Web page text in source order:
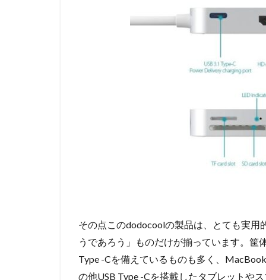
その点このdodocoolの製品は、とても実用
うであろう」ものだけが揃っています。筐
Type -Cを備えているものも多く、
の他USB Type -Cを搭載したタブレットや